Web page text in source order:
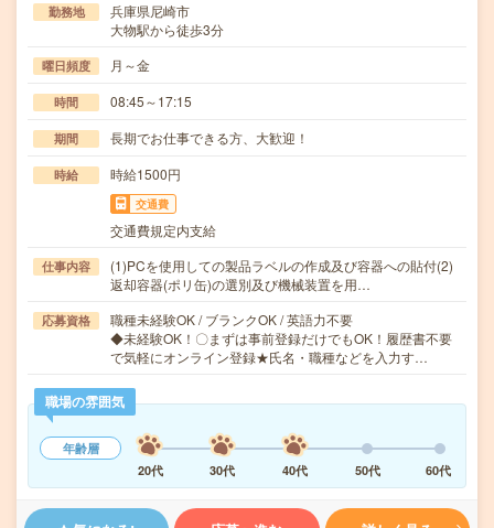
勤務地
兵庫県尼崎市
大物駅から徒歩3分
曜日頻度 月～金
時間 08:45～17:15
期間 長期でお仕事できる方、大歓迎！
時給 時給1500円
交通費
交通費規定内支給
仕事内容
(1)PCを使用しての製品ラベルの作成及び容器への貼付(2)
返却容器(ポリ缶)の選別及び機械装置を用…
応募資格
職種未経験OK / ブランクOK / 英語力不要
◆未経験OK！〇まずは事前登録だけでもOK！履歴書不要
で気軽にオンライン登録★氏名・職種などを入力す…
職場の雰囲気
年齢層
20代
30代 40代 50代 60代